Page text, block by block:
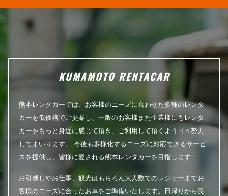
KUMAMOTO RENTACAR
熊本レンタカーでは、お客様のニーズに合わせた多種のレンタ
カーを低価格でご提案し、一般のお客様また企業様にもレンタ
カーをもっと身近に感じて頂き、ご利用して頂くよう日々努力
してまいります。 今後も多様化するニーズに対応できるサービ
スを提供し、皆様に愛される熊本レンタカーを目指します！
お引越しやお仕事、観光はもちろん大人数でのレジャーまでお
客様のニーズに合ったお車をご準備いたします。日帰りから長